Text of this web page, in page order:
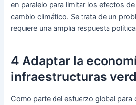
en paralelo para limitar los efectos
cambio climático. Se trata de un
requiere una amplia respuesta
4 Adaptar la
infraestructuras
Como parte del esfuerzo global para